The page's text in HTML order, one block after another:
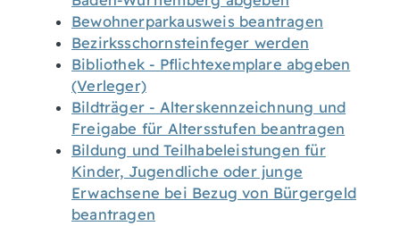
Bewohnerparkausweis beantragen
Bezirksschornsteinfeger werden
Bibliothek - Pflichtexemplare abgeben
(Verleger)
Bildträger - Alterskennzeichnung und
Freigabe für Altersstufen beantragen
Bildung und Teilhabeleistungen für
Kinder, Jugendliche oder junge
Erwachsene bei Bezug von Bürgergeld
beantragen